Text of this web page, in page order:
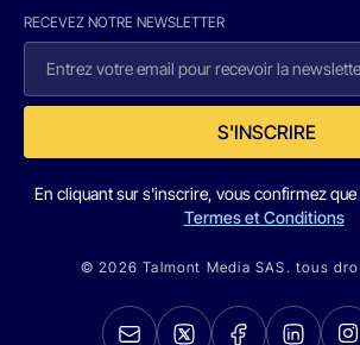
RECEVEZ NOTRE NEWSLETTER
S'INSCRIRE
En cliquant sur s'inscrire, vous confirmez
Termes et Conditions
© 2026 Talmont Media SAS. tous